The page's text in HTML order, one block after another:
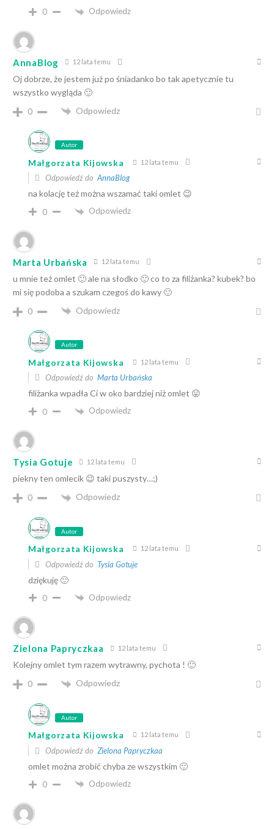
0 Odpowiedz
AnnaBlog 12 lata temu
Oj dobrze, że jestem już po śniadanko bo tak apetycznie tu
wszystko wygląda 🙂
0
Odpowiedz
Autor
Małgorzata Kijowska 12 lata temu
Odpowiedź doAnnaBlog
na kolację też można wszamać taki omlet 😉
0 Odpowiedz
Marta Urbańska 12 lata temu
u mnie też omlet 🙂 ale na słodko 🙂 co to za filiżanka? kubek? bo
mi się podoba a szukam czegoś do kawy 🙂
0
Odpowiedz
Autor
Małgorzata Kijowska 12 lata temu
Odpowiedź do Marta Urbańska
filiżanka wpadła Ci w oko bardziej niż omlet 😛
0 Odpowiedz
Tysia Gotuje 12 lata temu
piekny ten omlecik 😉 taki puszysty…;)
0
Odpowiedz
Autor
Małgorzata Kijowska 12 lata temu
Odpowiedź do Tysia Gotuje
dziękuję 🙂
0 Odpowiedz
Zielona Papryczkaa 12 lata temu
Kolejny omlet tym razem wytrawny, pychota ! 🙂
0
Odpowiedz
Autor
Małgorzata Kijowska 12 lata temu
Odpowiedź do Zielona Papryczkaa
omlet można zrobić chyba ze wszystkim 🙂
0 Odpowiedz